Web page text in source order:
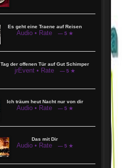
Es geht eine Traene auf Reisen
Audio • Rate — 5 ★
Tag der offenen Tür auf Gut Schimper
jrEvent • Rate — 5 ★
Ich träum heut Nacht nur von dir
Audio • Rate — 5 ★
Das mit Dir
Audio • Rate — 5 ★